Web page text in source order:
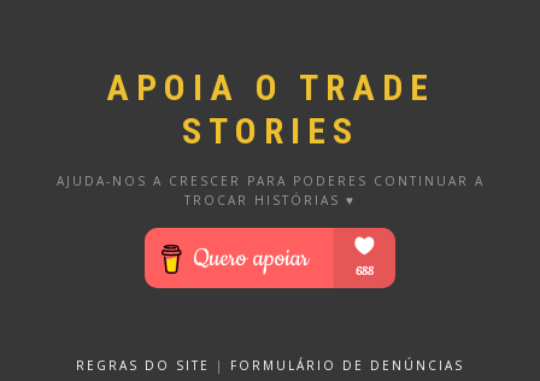
APOIA O TRADE
STORIES
AJUDA-NOS A CRESCER PARA PODERES CONTINUAR A
TROCAR HISTÓRIAS ♥
REGRAS DO SITE | FORMULÁRIO DE DENÚNCIAS